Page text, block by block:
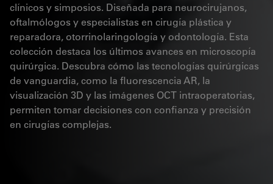
clínicos y simposios. Diseñada para neurocirujanos,
oftalmólogos y especialistas en cirugía plástica y
reparadora, otorrinolaringología y odontología. Esta
colección destaca los últimos avances en microscopía
quirúrgica. Descubra cómo las tecnologías quirúrgicas
de vanguardia, como la fluorescencia AR, la
visualización 3D y las imágenes OCT intraoperatorias,
permiten tomar decisiones con confianza y precisión
en cirugías complejas.